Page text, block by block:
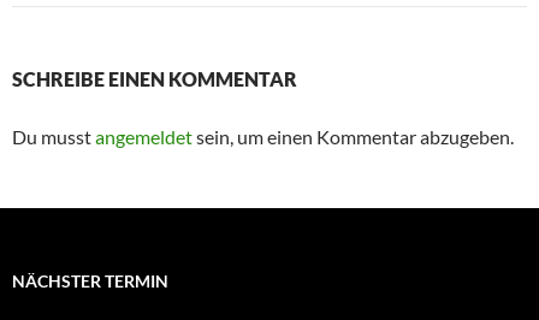
SCHREIBE EINEN KOMMENTAR
Du musstangemeldetsein, um einen Kommentar abzugeben.
NÄCHSTER TERMIN